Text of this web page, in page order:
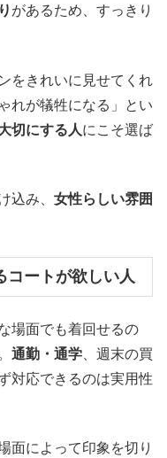
があるため、すっきり
をきれいに見せてくれ
れが犠牲になる」とい
切にする人にこそ選ば
込み、 女性らしい雰囲
ートが欲しい人
場面でも着回せるの
通勤・通学 、週末の買
対応できるのは実用性
面によって印象を切り